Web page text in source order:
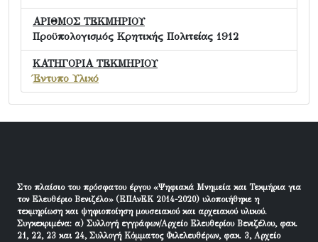
ΑΡΙΘΜΟΣ ΤΕΚΜΗΡΙΟΥ
Προϋπολογισμός Κρητικής Πολιτείας 1912
ΚΑΤΗΓΟΡΙΑ ΤΕΚΜΗΡΙΟΥ
Έντυπο Υλικό
Στο πλαίσιο του πρόσφατου έργου «Ψηφιακά Μνημεία και Τεκμήρια για
τον Ελευθέριο Βενιζέλο» (ΕΠΑνΕΚ 2014-2020) υλοποιήθηκε η
τεκμηρίωση και ψηφιοποίηση μουσειακού και αρχειακού υλικού.
Συγκεκριμένα: α) Συλλογή εγγράφων/Αρχείο Ελευθερίου Βενιζέλου, φακ.
21, 22, 23 και 24, Συλλογή Κόμματος Φιλελευθέρων, φακ. 3, Αρχείο